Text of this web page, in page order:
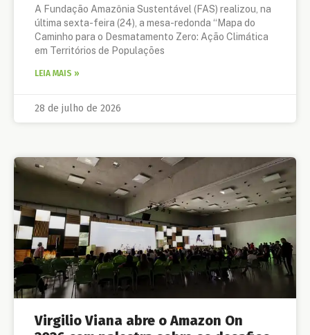
A Fundação Amazônia Sustentável (FAS) realizou, na
última sexta-feira (24), a mesa-redonda “Mapa do
Caminho para o Desmatamento Zero: Ação Climática
em Territórios de Populações
LEIA MAIS »
28 de julho de 2026
Virgilio Viana abre o Amazon On